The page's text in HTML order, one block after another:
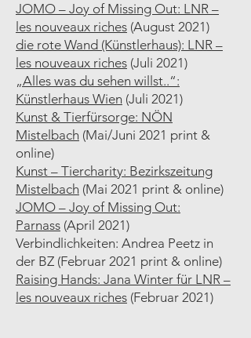
JOMO – Joy of Missing Out: LNR –
les nouveaux riches (August 2021)
die rote Wand (Künstlerhaus): LNR –
les nouveaux riches (Juli 2021)
„Alles was du sehen willst..“:
Künstlerhaus Wien (Juli 2021)
Kunst & Tierfürsorge: NÖN
Mistelbach (Mai/Juni 2021 print &
online)
Kunst – Tiercharity: Bezirkszeitung
Mistelbach (Mai 2021 print & online)
JOMO – Joy of Missing Out:
Parnass (April 2021)
Verbindlichkeiten: Andrea Peetz in
der BZ (Februar 2021 print & online)
Raising Hands: Jana Winter für LNR –
les nouveaux riches (Februar 2021)